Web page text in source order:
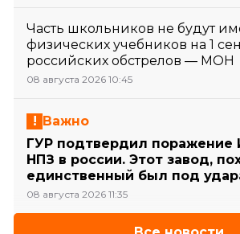
Часть школьников не будут
физических учебников на 1
российских обстрелов — МОН
08 августа 2026 10:45
Важно
ГУР подтвердил поражение
НПЗ в россии. Этот завод,
единственный был под
08 августа 2026 11:35